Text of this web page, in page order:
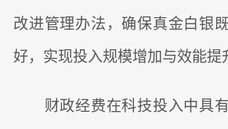
改进管理办法，确保真金白银
好，实现投入规模增加与效能提
财政经费在科技投入中具有